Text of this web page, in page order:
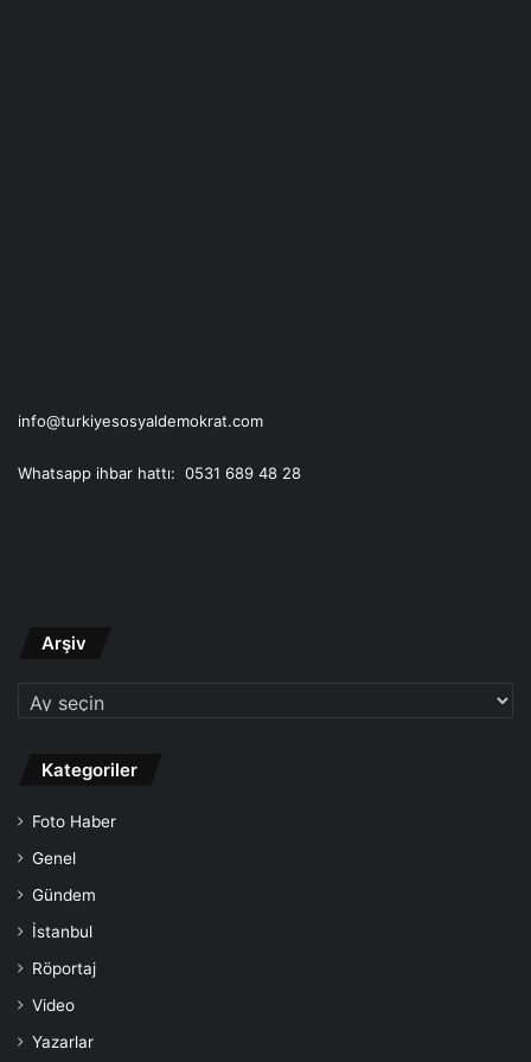
info@turkiyesosyaldemokrat.com
Whatsapp ihbar hattı: 0531 689 48 28
Arşiv
Kategoriler
Foto Haber
Genel
Gündem
İstanbul
Röportaj
Video
Yazarlar